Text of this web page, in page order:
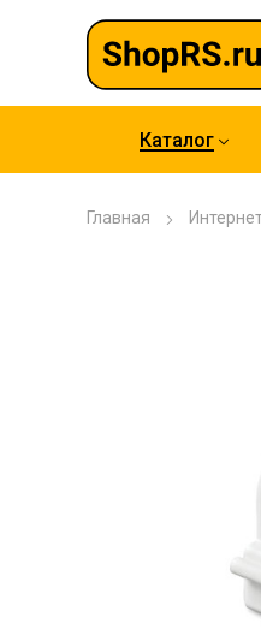
Каталог
Главная